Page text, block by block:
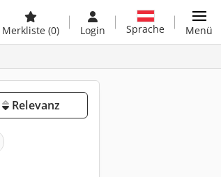
Merkliste (0) Login Sprache Menü
Relevanz